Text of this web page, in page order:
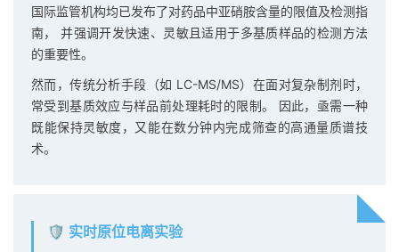
国际监管机构均已发布了对药品中亚硝胺含量的限值及检测指
南， 并强调开发快速、灵敏且适用于多基质样品的检测方法
的重要性。
然而，传统分析手段（如 LC-MS/MS）在面对复杂制剂时，
常受到基质效应与样品前处理耗时的限制。 因此，亟需一种
既能保持灵敏度，又能在数分钟内完成筛查的高通量质谱技
术。
🛡 实时原位电离实验